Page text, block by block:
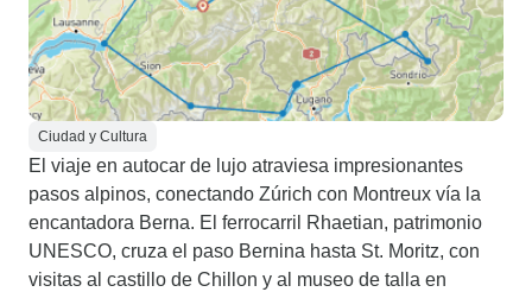
Ciudad y Cultura
El viaje en autocar de lujo atraviesa impresionantes
pasos alpinos, conectando Zúrich con Montreux vía la
encantadora Berna. El ferrocarril Rhaetian, patrimonio
UNESCO, cruza el paso Bernina hasta St. Moritz, con
visitas al castillo de Chillon y al museo de talla en